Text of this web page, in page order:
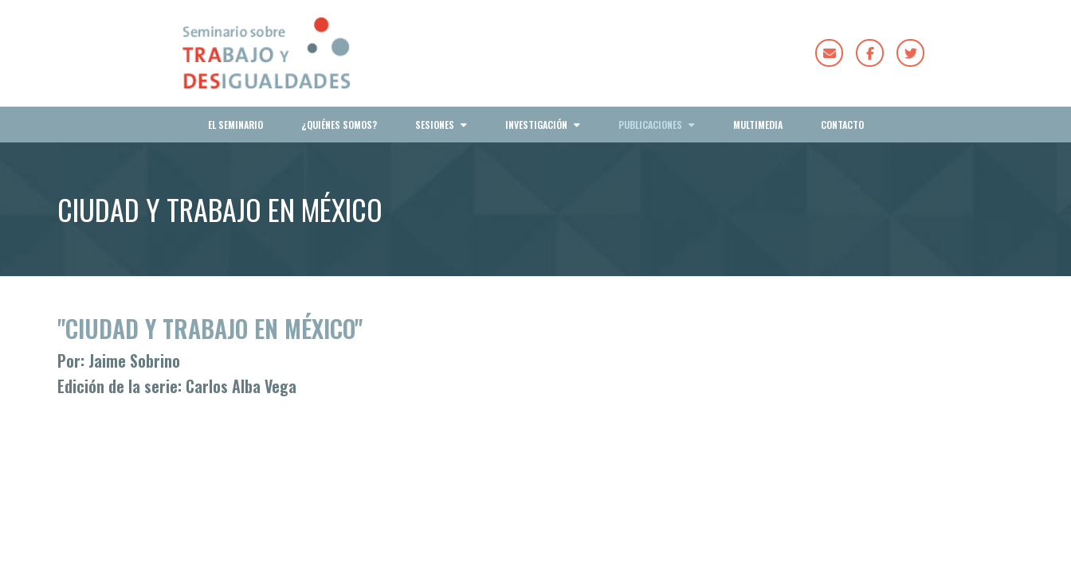
EL SEMINARIO ¿QUIÉNES SOMOS? SESIONES INVESTIGACIÓN PUBLICACIONES MULTIMEDIA CONTACTO
CIUDAD Y TRABAJO EN MÉXICO
"CIUDAD Y TRABAJO EN MÉXICO"
Por: Jaime Sobrino
Edición de la serie: Carlos Alba Vega